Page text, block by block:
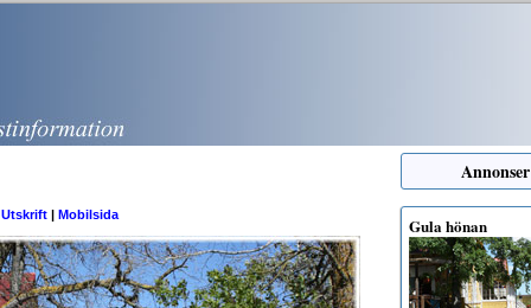
Utskrift | Mobilsida
Annonser
Gula hönan